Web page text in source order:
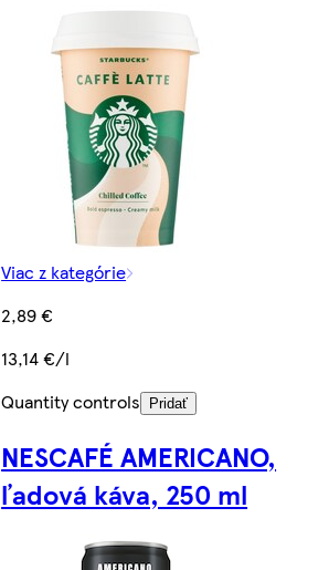
Viac z kategórie
2,89 €
13,14 €/l
Quantity controls
Pridať
NESCAFÉ AMERICANO,
ľadová káva, 250 ml